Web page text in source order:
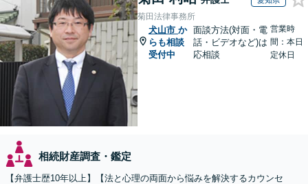
菊田法律事務所
犬山市 か
らも相談
受付中
面談方法(対面・電
話・ビデオなど)は
応相談
営業時
間：本日
定休日
相続財産調査・鑑定
【弁護士歴10年以上】【法と心理の両面から悩みを解決するカウンセ